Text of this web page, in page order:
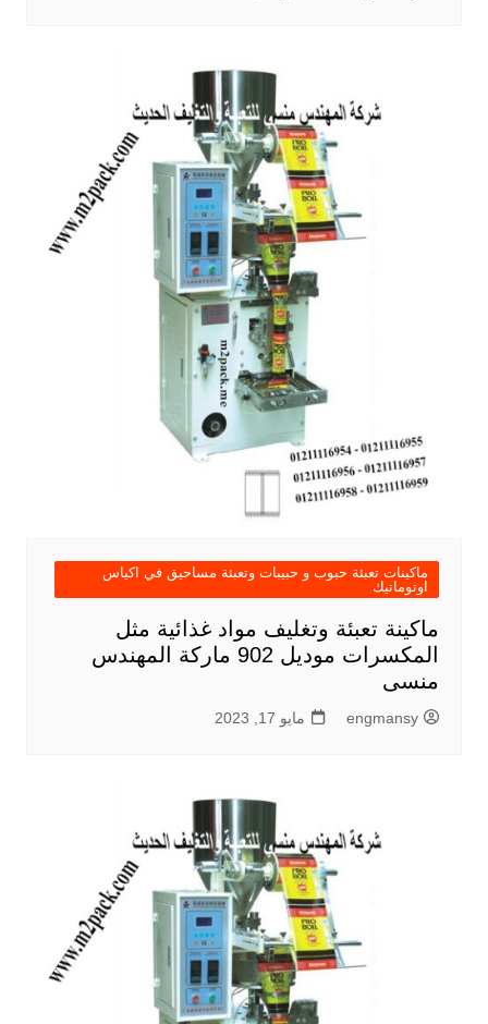
ماكينات تعبئة حبوب و حبيبات وتعبئة مساحيق في اكياس
اوتوماتيك
ماكينة تعبئة وتغليف مواد غذائية مثل
المكسرات موديل 902 ماركة المهندس
منسى
engmansy مايو 17, 2023